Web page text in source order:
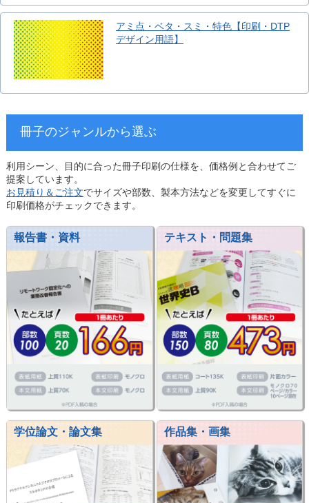
アミ点・ベタ・スミ・特色【印刷・DTP
デザイン用語】
冊子のジャンルから選ぶ
利用シーン、目的に合った冊子印刷の仕様を、価格例と合わせてご
提案しています。
お見積り＆ご注文でサイズや部数、製本方法などを変更してすぐに
印刷価格がチェックできます。
報告書・資料 テキスト・問題集
学位論文・論文集 作品集・画集